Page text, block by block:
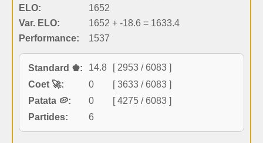
ELO:
1652
Var. ELO:
1652 + -18.6 = 1633.4
Performance:
1537
Standard ♚: 14.8
[ 2953 / 6083 ]
Coet 🚀:
0
[ 3633 / 6083 ]
Patata 🥔:
0
[ 4275 / 6083 ]
Partides:
6